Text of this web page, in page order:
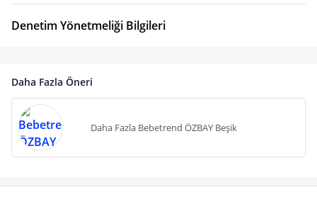
Denetim Yönetmeliği Bilgileri
Daha Fazla Öneri
Daha Fazla Bebetrend ÖZBAY Beşik